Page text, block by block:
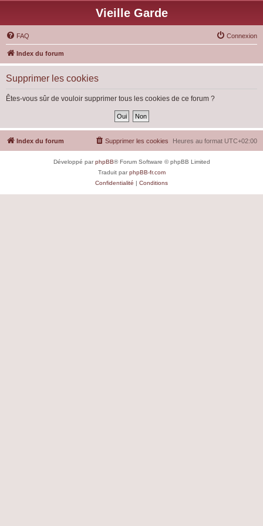
Vieille Garde
FAQ Connexion
Index du forum
Supprimer les cookies
Êtes-vous sûr de vouloir supprimer tous les cookies de ce forum ?
Index du forum Heures au format UTC+02:00
Supprimer les cookies
Développé parphpBB® Forum Software © phpBB Limited
Traduit parphpBB-fr.com
Confidentialité | Conditions